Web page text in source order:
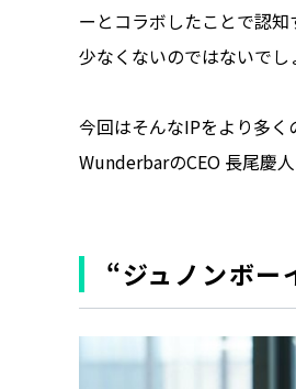
ーとコラボしたことで認
少なくないのではないでし
今回はそんなIPをより多
WunderbarのCEO 長尾慶
“ジュノンボー